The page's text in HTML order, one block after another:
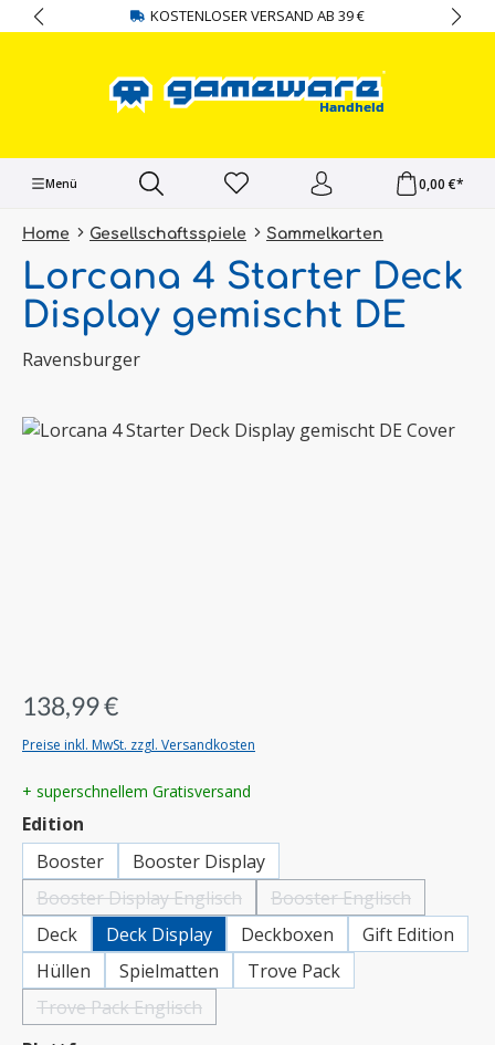
springen KOSTENLOSER VERSAND AB 39 €
Menü 0,00 €*
Home Gesellschaftsspiele Sammelkarten
Lorcana 4 Starter Deck
Display gemischt DE
Ravensburger
Bildergalerie überspringen
138,99 €
Preise inkl. MwSt. zzgl. Versandkosten
+ superschnellem Gratisversand
Edition
Booster
Booster Display
Booster Display Englisch(Diese Option ist zurzeit nicht verfügbar.)
Booster Englisch(Diese Option ist zurzeit
Deck Deck Display Deckboxen
Gift Edition
Hüllen
Spielmatten
Trove Pack
Trove Pack Englisch(Diese Option ist zurzeit nicht verfügbar.)